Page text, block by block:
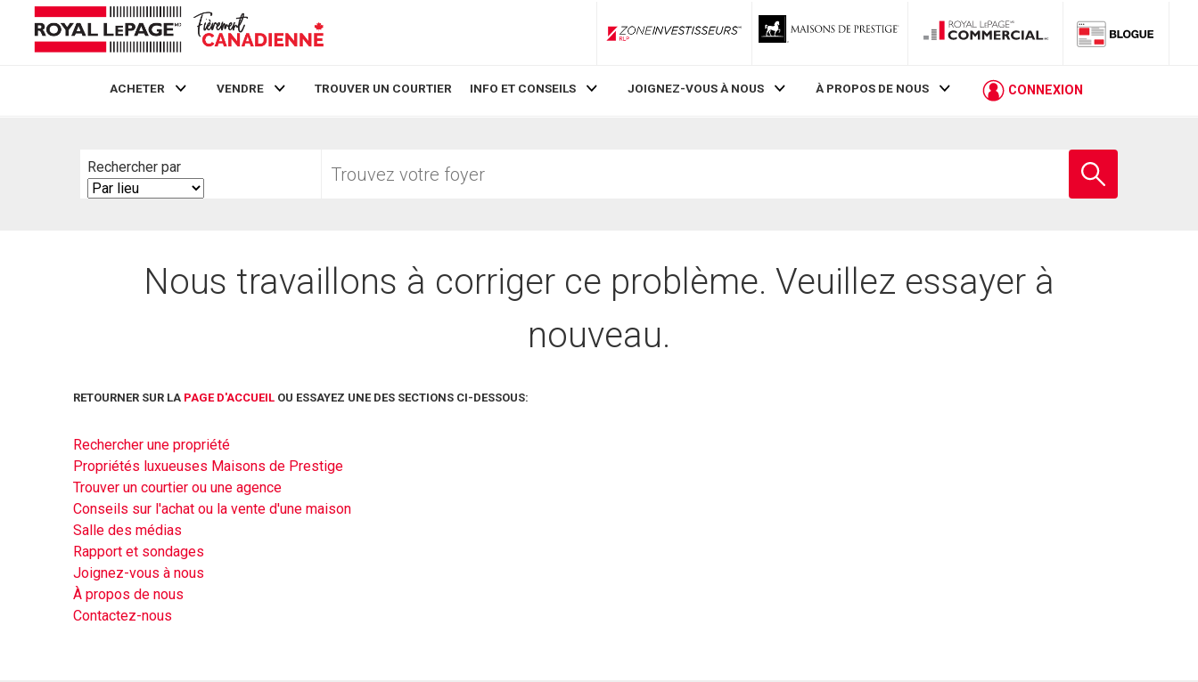
ZoneInvestisseurs RLP
ACHETER VENDRE TROUVER UN COURTIER INFO ET CONSEILS JOIGNEZ-VOUS À NOUS À PROPOS DE NOUS CONNEXION
Rechercher par
Search
By
votre
Nous travaillons à corriger ce problème. Veuillez essayer à
nouveau.
RETOURNER SUR LA PAGE D'ACCUEIL OU ESSAYEZ UNE DES SECTIONS CI-DESSOUS:
Rechercher une propriété
Propriétés luxueuses Maisons de Prestige
Trouver un courtier ou une agence
Conseils sur l'achat ou la vente d'une maison
Salle des médias
Rapport et sondages
Joignez-vous à nous
À propos de nous
Contactez-nous